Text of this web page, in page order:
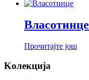
Власотинце
Прочитајте још
Koлекција